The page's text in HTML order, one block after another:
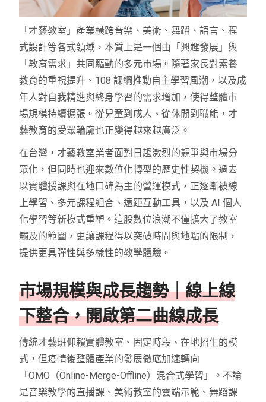
「才藝教室」產業橫跨音樂、美術、舞蹈、語言、程
式設計等各式領域，本質上是一個由「興趣發展」與
「教育需求」共同驅動的多元市場。隨著家長對素養
教育的重視提升、108 課綱推動自主學習風潮，以及成
年人對自我精進與終身學習的需求增加，使得整體市
場規模持續擴張。從兒童到成人、從休閒到職能，才
藝教育的受眾輪廓也正變得越來越廣泛。
在台灣，才藝教室業者面對日趨激烈的競爭與市場分
眾化，但同時也迎來數位化轉型的歷史性契機。過去
以實體授課與在地口碑為主的營運模式，正逐漸被線
上學習、多元課程組合、遠距互動工具，以及 AI 個人
化學習等新模式重塑。這股數位浪潮不僅擴大了教室
觸及的範圍，更讓課程得以突破時間與地點的限制，
提供更具彈性與多樣性的教學體驗。
市場規模與成長趨勢｜線上線
下整合，開啟第二曲線成長
傳統才藝班仰賴實體教室、固定時段、在地招生的模
式，但疫情後整體產業的發展徹底加速轉向
「OMO（Online-Merge-Offline）混合式學習」。不論
是音樂教學的直播課、美術教室的雲端示範、舞蹈課